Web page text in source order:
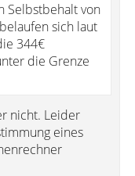
Selbstbehalt von
sich laut
344€
die Grenze
nicht. Leider
eines